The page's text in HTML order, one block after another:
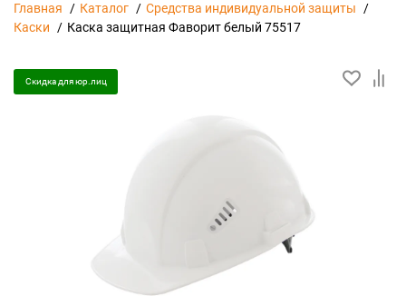
Главная Каталог
Средства индивидуальной защиты
Каски
Каска защитная Фаворит белый 75517
Скидка для юр.лиц